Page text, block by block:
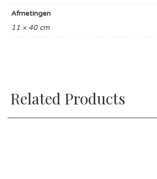
Afmetingen
11 × 40 cm
Related Products